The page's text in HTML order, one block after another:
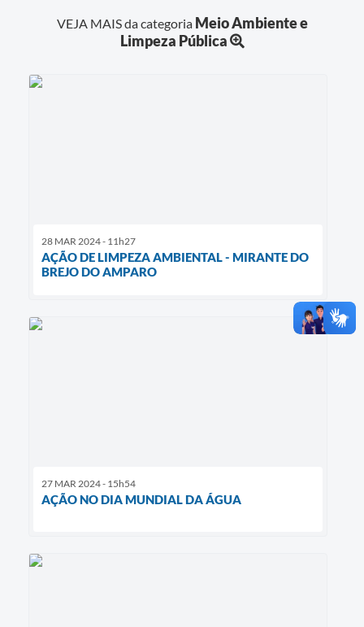
VEJA MAIS da categoria Meio Ambiente e
Limpeza Pública
28 MAR 2024 - 11h27
AÇÃO DE LIMPEZA AMBIENTAL - MIRANTE DO
BREJO DO AMPARO
27 MAR 2024 - 15h54
AÇÃO NO DIA MUNDIAL DA ÁGUA